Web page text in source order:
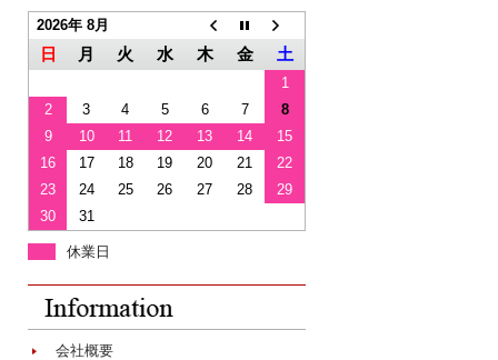
2026年 8月
日 月 火 水 木 金 土
1
2
3 4 5 6 7
8
9
10 11 12 13 14
15
16
17 18 19 20 21
22
23
24 25 26 27 28
29
30
31
休業日
会社概要